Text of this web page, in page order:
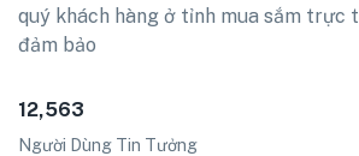
quý khách hàng ở tỉnh mua sắm trực
đảm bảo
12,563
Người Dùng Tin Tưởng